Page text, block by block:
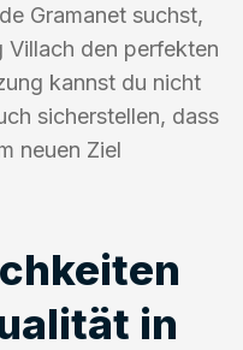
Gramanet suchst,
den perfekten
kannst du nicht
sicherstellen, dass
neuen Ziel
in